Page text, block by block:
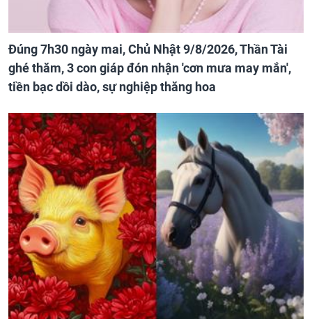
Đúng 7h30 ngày mai, Chủ Nhật 9/8/2026, Thần Tài
ghé thăm, 3 con giáp đón nhận 'cơn mưa may mắn',
tiền bạc dồi dào, sự nghiệp thăng hoa